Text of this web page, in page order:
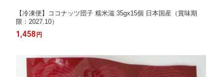
【冷凍便】ココナッツ団子 糯米滋 35gx15個 日本国産（賞味期
限：2027.10）
1,458 円